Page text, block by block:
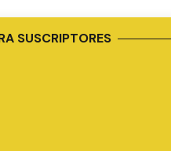
SUSCRIPTORES